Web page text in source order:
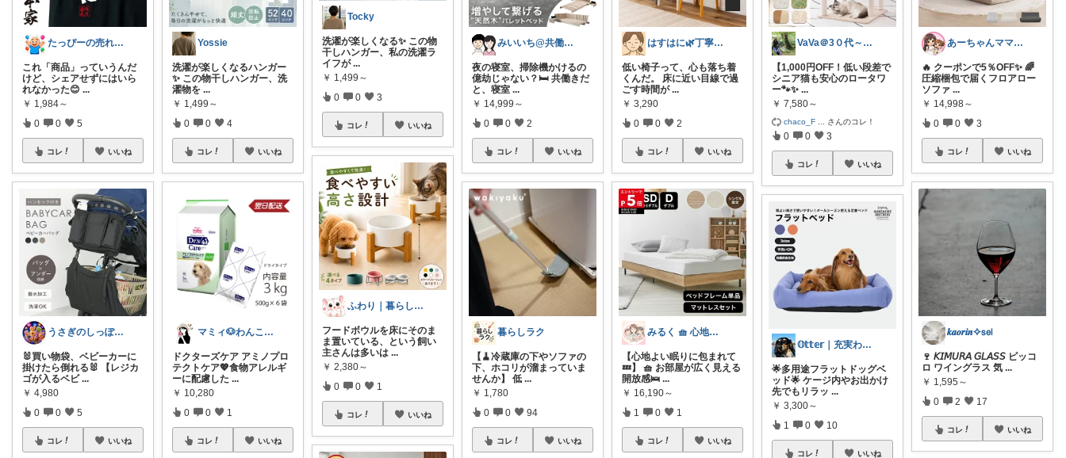
たっぴーの売れ筋紹介ROOM
これ「商品」っていうんだ
けど、シェアせずにはいら
れなかった😊 ...
￥ 1,984～
0 0 5
コレ いいね
うさぎのしっぽ43🐰2児の母👧朝コレ
🐰買い物袋、ベビーカーに
掛けたら倒れる🐰 【レジカ
ゴが入るベビ ...
￥ 4,980
0 0 5
コレ いいね
Yossie
洗濯が楽しくなるハンガー
✨ この物干しハンガー、洗
濯物を ...
￥ 1,499～
0 0 4
コレ いいね
マミィ🐶わんこと暮らす｜お得情報係
ドクターズケア アミノプロ
テクトケア💖食物アレルギ
ーに配慮した ...
￥ 10,280
0 0 1
コレ いいね
Tocky
洗濯が楽しくなる✨ この物
干しハンガー、私の洗濯ラ
イフが ...
￥ 1,499～
0 0 3
コレ いいね
ふわり｜暮らしの負担をかるくする日用品
フードボウルを床にそのま
ま置いている、という飼い
主さんは多いは ...
￥ 2,380～
0 0 1
コレ いいね
みいいち@共働き夫婦のQOL向上ROOM
夜の寝室、掃除機かけるの
億劫じゃない？🛏️ 共働きだ
と、寝室 ...
￥ 14,999～
0 0 2
コレ いいね
暮らしラク
【🧹冷蔵庫の下やソファの
下、ホコリが溜まっていま
せんか】 低 ...
￥ 1,780
0 0 94
コレ いいね
はすはに🌿丁寧な暮らし
低い椅子って、心も落ち着
くんだ。 床に近い目線で過
ごす時間が ...
￥ 3,290
0 0 2
コレ いいね
みるく 🧺 心地よい、上質な暮らしを
【心地よい眠りに包まれて
💤】 🧺 お部屋が広く見える
開放感🛌 ...
￥ 16,190～
1 0 1
コレ いいね
VaVa＠3０代～初めての都内暮らし
【1,000円OFF！低い段差で
シニア猫も安心のロータワ
ー🐾✨ ...
￥ 7,580～
chaco_F さんのコレ！
0 0 3
コレ いいね
𝕆𝕥𝕥𝕖𝕣｜充実わんこライフ
🌟多用途フラットドッグベ
ッド🌟 ケージ内やお出かけ
先でもリラッ ...
￥ 3,300～
1 0 10
コレ いいね
あーちゃんママ🐣朝コレ5時✨2y娘
🔥 クーポンで5％OFF✨ 🌈
圧縮梱包で届くフロアロー
ソファ ...
￥ 14,998～
0 0 3
コレ いいね
𝒌𝒂𝒐𝒓𝒊𝒏✧𝗌𝖾𝗅
🍷 𝘒𝘐𝘔𝘜𝘙𝘈 𝘎𝘓𝘈𝘚𝘚 ピッコ
ロ ワイングラス 気 ...
￥ 1,595～
0 2 17
コレ いいね